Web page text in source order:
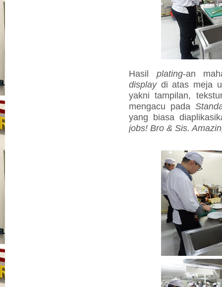
Hasil plating-an
displaydi atas meja
yakni tampilan,
mengacu pada
yang biasa
jobs! Bro & Sis.